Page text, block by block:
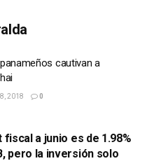
cautivan a
2018 0
fiscal a junio es de 1.98%
pero la inversión solo